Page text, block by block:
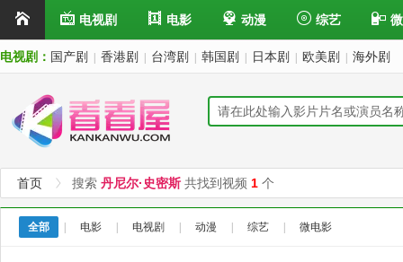
电视剧 电影 动漫 综艺
电视剧： 国产剧 香港剧 台湾剧 韩国剧 日本剧 欧美剧 海外剧
首页 搜索 丹尼尔·史密斯 共找到视频 1 个
全部 电影 电视剧 动漫 综艺 微电影